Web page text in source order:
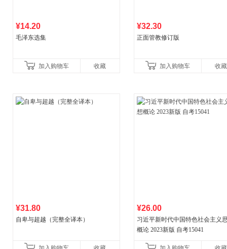
¥14.20
毛泽东选集
加入购物车 收藏
¥32.30
正面管教修订版
加入购物车 收藏
¥31.80
自卑与超越（完整全译本）
¥26.00
习近平新时代中国特色社会主义
概论 2023新版 自考15041